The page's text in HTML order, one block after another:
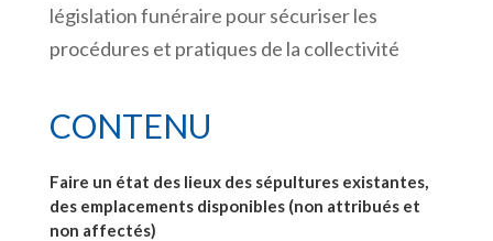
législation funéraire pour sécuriser les
procédures et pratiques de la collectivité
CONTENU
Faire un état des lieux des sépultures existantes,
des emplacements disponibles (non attribués et
non affectés)